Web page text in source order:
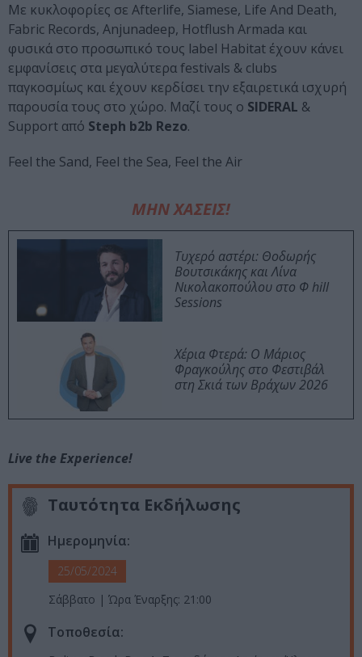
Με κυκλοφορίες σε Afterlife, Siamese, Life And Death,
Fabric Records, Anjunadeep, Hotflush Armada και
φυσικά στο προσωπικό τους label Habitat έχουν κάνει
εμφανίσεις στα μεγαλύτερα festivals & clubs
παγκοσμίως και έχουν κερδίσει την εξαιρετικά ισχυρή
παρουσία τους στο χώρο. Μαζί τους ο SIDERAL &
Support από Steph b2b Rezo.
Feel the Sand, Feel the Sea, Feel the Air
ΜΗΝ ΧΑΣΕΙΣ!
Τυχερό αστέρι: Θοδωρής
Βουτσικάκης και Λίνα
Νικολακοπούλου στο Φ hill
Sessions
Χέρια Φτερά: Ο Μάριος
Φραγκούλης στο Φεστιβάλ
στη Σκιά των Βράχων 2026
Live the Experience!
Ταυτότητα Εκδήλωσης
Ημερομηνία:
25/05/2024
Σάββατο | Ώρα Έναρξης: 21:00
Τοποθεσία: